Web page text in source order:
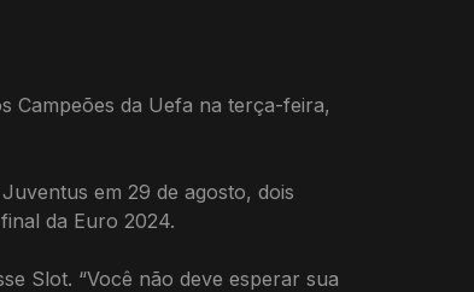
Campeões da Uefa na terça-feira,
em 29 de agosto, dois
da Euro 2024.
Slot. “Você não deve esperar sua